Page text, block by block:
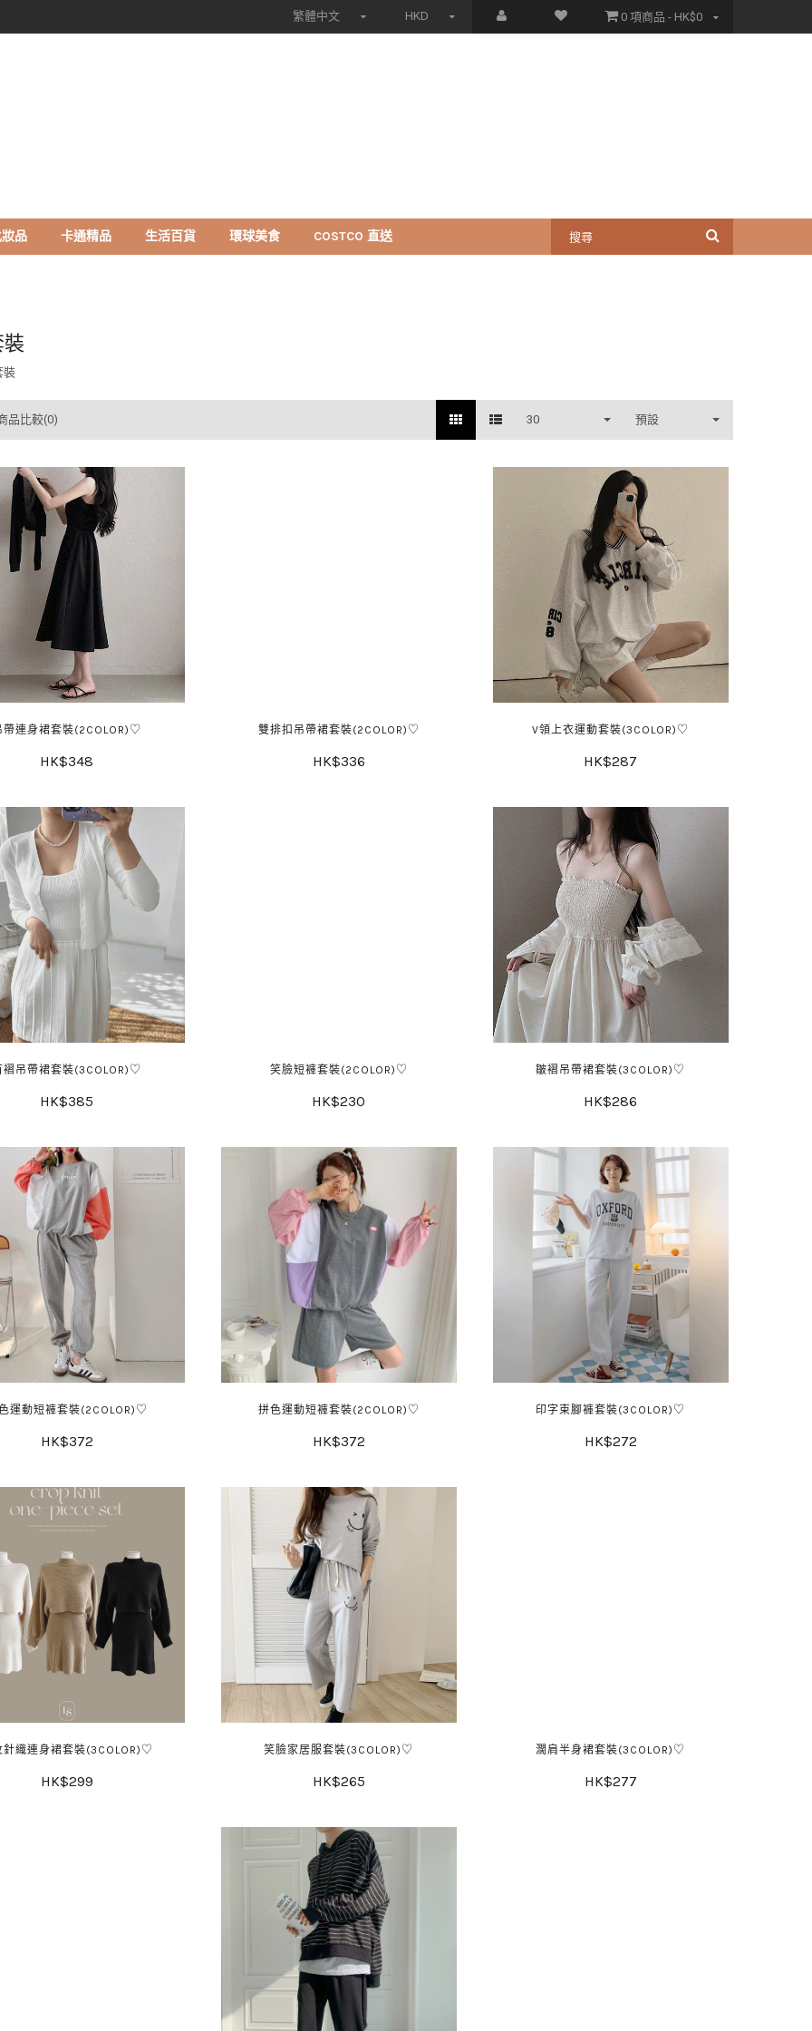
0 項商品 - HK$0
HKD
繁體中文
品 卡通精品 生活百貨 環球美食 COSTCO 直送
裝
品比較(0) 預設
30
帶連身裙套裝(2COLOR)♡
HK$348
雙排扣吊帶裙套裝(2COLOR)♡
HK$336
V領上衣運動套裝(3COLOR)♡
HK$287
褶吊帶裙套裝(3COLOR)♡
HK$385
笑臉短褲套裝(2COLOR)♡
HK$230
皺褶吊帶裙套裝(3COLOR)♡
HK$286
運動短褲套裝(2COLOR)♡
HK$372
拼色運動短褲套裝(2COLOR)♡
HK$372
印字束腳褲套裝(3COLOR)♡
HK$272
針織連身裙套裝(3COLOR)♡
HK$299
笑臉家居服套裝(3COLOR)♡
HK$265
濶肩半身裙套裝(3COLOR)♡
HK$277